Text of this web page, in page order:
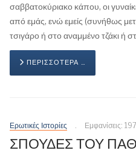
σαββατοκύριακο κάπου, οι
από εμάς, ενώ εμείς (συνήθως
τσιγάρο ή στο αναμμένο τζάκι ή
ΠΕΡΙΣΣΌΤΕΡΑ …
Ερωτικές Ιστορίες Εμφανίσεις:
ΣΠΟΥΔΕΣ ΤΟΥ